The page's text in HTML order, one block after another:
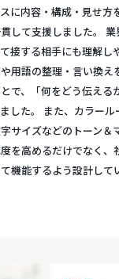
に内容・構成・見せ方
して支援しました。
接する相手にも理解し
用語の整理・言い換え
で、「何をどう伝える
した。 また、カラール
サイズなどのトーン＆
を高めるだけでなく、
機能するよう設計して